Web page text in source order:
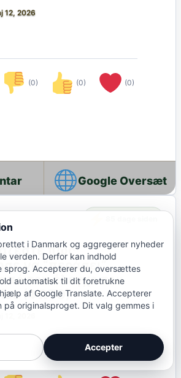
12, 2026
(0) (0) (0)
Google Oversæt
πώς
να “περάσει”
τον έλεγχο του
(ΦΩΤΟ)
i Danmark og aggregerer nyheder
verden. Derfor kan indhold
sprog. Accepterer du, oversættes
automatisk til dit foretrukne
af Google Translate. Accepterer
på originalsproget. Dit valg gemmes i
Accepter